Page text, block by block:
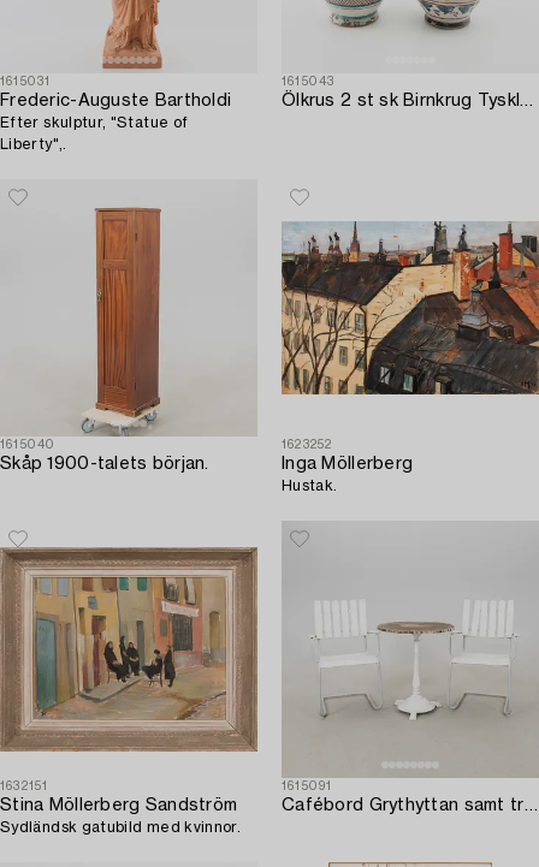
1615031
Frederic-Auguste Bartholdi
Efter skulptur, "Statue of
Liberty",.
1615043
Ölkrus 2 st sk Birnkrug Tyskland 1800-tal.
1615040
Skåp 1900-talets början.
1623252
Inga Möllerberg
Hustak.
1632151
Stina Möllerberg Sandström
Sydländsk gatubild med kvinnor.
1615091
Cafébord Grythyttan samt trädgårdskarmstolar ett par 1900-tal.